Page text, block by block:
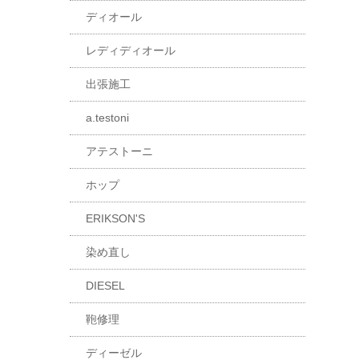
ディオール
レディディオール
出張施工
a.testoni
アテストーニ
ホップ
ERIKSON'S
染め直し
DIESEL
鞄修理
ディーゼル